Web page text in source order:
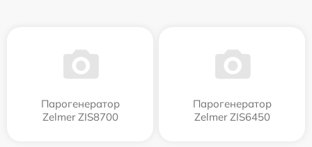
Парогенератор
Zelmer ZIS8700
Парогенератор
Zelmer ZIS6450